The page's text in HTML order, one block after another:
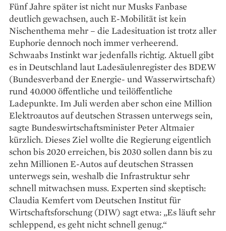
Fünf Jahre später ist nicht nur Musks Fanbase
deutlich gewachsen, auch E-Mobilität ist kein
Nischenthema mehr – die Ladesituation ist trotz aller
Euphorie dennoch noch immer verheerend.
Schwaabs Instinkt war jedenfalls richtig. Aktuell gibt
es in Deutschland laut Ladesäulen­register des BDEW
(Bundesverband der Energie- und Wasserwirtschaft)
rund 40.000 öffentliche und teilöffentliche
Ladepunkte. Im Juli werden aber schon eine Million
Elektroautos auf deutschen Strassen unterwegs sein,
sagte Bundeswirtschaftsminister Peter Altmaier
kürzlich. Dieses Ziel wollte die Regierung eigentlich
schon bis 2020 erreichen, bis 2030 sollen dann bis zu
zehn Millionen E-Autos auf deutschen Strassen
unterwegs sein, weshalb die Infrastruktur sehr
schnell mitwachsen muss. Experten sind skeptisch:
Claudia Kemfert vom Deutschen Institut für
Wirtschaftsforschung (DIW) sagt etwa: „Es läuft sehr
schleppend, es geht nicht schnell genug.“